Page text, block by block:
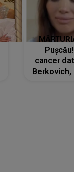
cancer
Berkovich,